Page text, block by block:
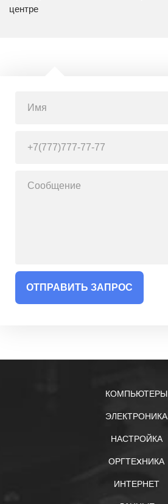
центре
ОТПРАВИТЬ ЗАПРОС
КОМПЬЮТЕРЫ
ЭЛЕКТРОНИКА
НАСТРОЙКА
ОРГТЕXНИКА
ИНТЕРНЕТ